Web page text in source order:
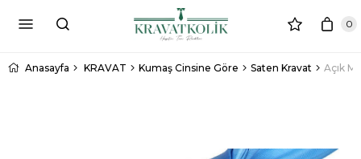
0
Anasayfa KRAVAT Kumaş Cinsine Göre Saten Kravat Açık